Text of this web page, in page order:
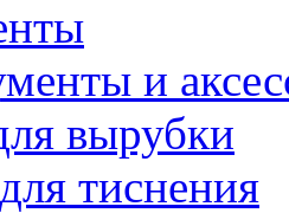
и
вырубки
тиснения